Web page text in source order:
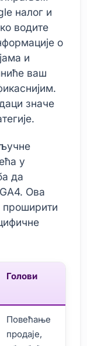
налог и
водите
о
и
ваш
значе
у
да
Ова
проширити
Голови
Повећање
продаје,